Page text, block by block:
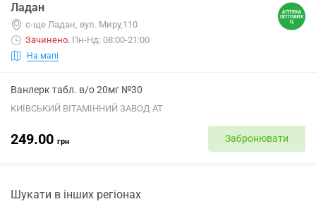
Ладан
с-ще Ладан, вул. Миру,110
Зачинено. Пн-Нд: 08:00-21:00
На мапі
Ванлерк табл. в/о 20мг №30
КИЇВСЬКИЙ ВІТАМІННИЙ ЗАВОД АТ
249.00 грн Забронювати
Шукати в інших регіонах